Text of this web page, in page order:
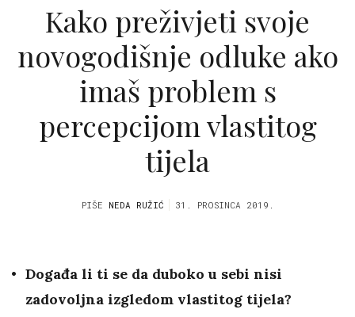
Kako preživjeti svoje
novogodišnje odluke ako
imaš problem s
percepcijom vlastitog
tijela
PIŠE NEDA RUŽIĆ 31. PROSINCA 2019.
Događa li ti se da duboko u sebi nisi
zadovoljna izgledom vlastitog tijela?